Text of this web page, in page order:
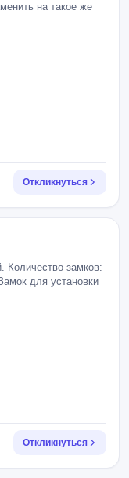
на такое же
Откликнуться
Количество замков:
для установки
Откликнуться